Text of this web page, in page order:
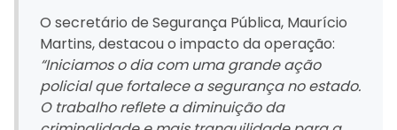
O secretário de Segurança Pública, Maurício
Martins, destacou o impacto da operação:
“Iniciamos o dia com uma grande ação
policial que fortalece a segurança no estado.
O trabalho reflete a diminuição da